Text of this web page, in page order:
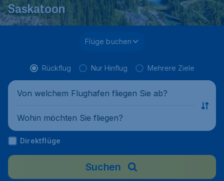
Saskatoon
Flüge buchen
Rückflug Nur Hinflug Mehrere Ziele
Von welchem Flughafen fliegen Sie ab?
Wohin möchten Sie fliegen?
Direktflüge
Suchen